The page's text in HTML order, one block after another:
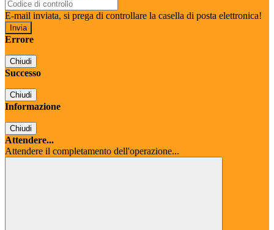
E-mail inviata, si prega di controllare la casella di posta elettronica!
Errore
Chiudi
Successo
Chiudi
Informazione
Chiudi
Attendere...
Attendere il completamento dell'operazione...